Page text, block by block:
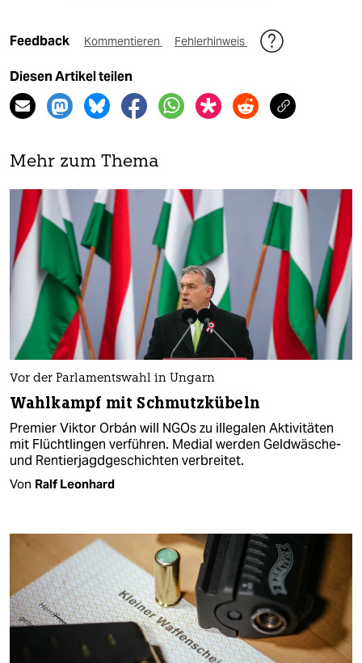
Feedback Kommentieren Fehlerhinweis
Diesen Artikel teilen
Mehr zum Thema
Vor der Parlamentswahl in Ungarn
Wahlkampf mit Schmutzkübeln
Premier Viktor Orbán will NGOs zu illegalen Aktivitäten
mit Flüchtlingen verführen. Medial werden Geldwäsche-
und Rentierjagdgeschichten verbreitet.
Von Ralf Leonhard